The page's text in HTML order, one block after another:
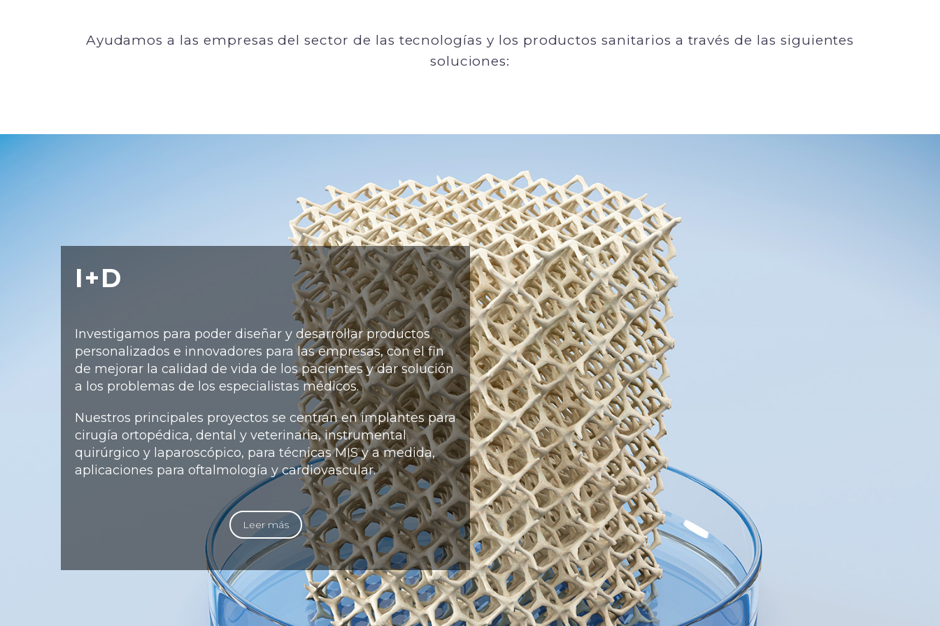
Ayudamos a las empresas del sector de las tecnologías y los productos sanitarios a través de las siguientes
soluciones:
I+D
Investigamos para poder diseñar y desarrollar productos
personalizados e innovadores para las empresas, con el fin
de mejorar la calidad de vida de los pacientes y dar solución
a los problemas de los especialistas médicos.
Nuestros principales proyectos se centran en implantes para
cirugía ortopédica, dental y veterinaria, instrumental
quirúrgico y laparoscópico, para técnicas MIS y a medida,
aplicaciones para oftalmología y cardiovascular.
Leer más